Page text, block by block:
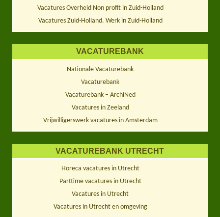
Vacatures Overheid Non profit in Zuid-Holland
Vacatures Zuid-Holland. Werk in Zuid-Holland
VACATUREBANK
Nationale Vacaturebank
Vacaturebank
Vacaturebank – ArchiNed
Vacatures in Zeeland
Vrijwilligerswerk vacatures in Amsterdam
VACATUREBANK UTRECHT
Horeca vacatures in Utrecht
Parttime vacatures in Utrecht
Vacatures in Utrecht
Vacatures in Utrecht en omgeving